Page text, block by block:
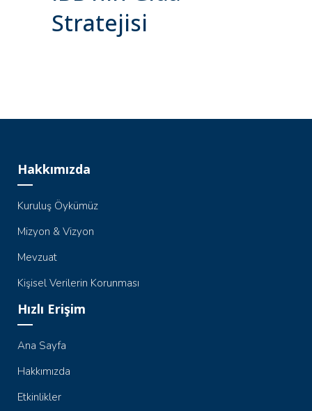
Stratejisi
Hakkımızda
Kuruluş Öykümüz
Mizyon & Vizyon
Mevzuat
Kişisel Verilerin Korunması
Hızlı Erişim
Ana Sayfa
Hakkımızda
Etkinlikler